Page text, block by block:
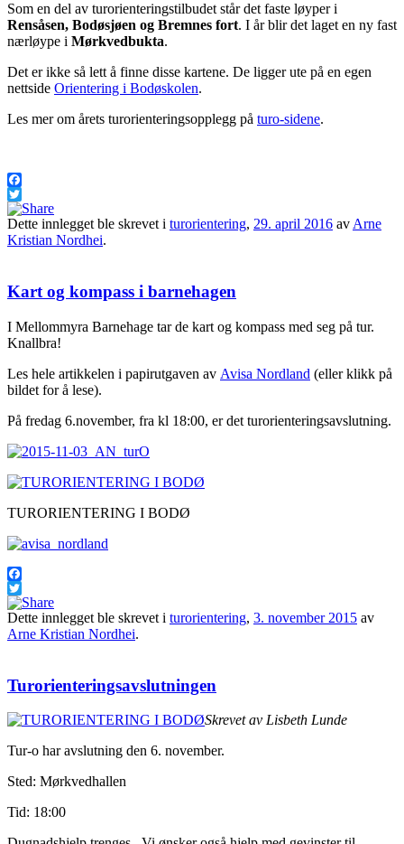
Som en del av turorienteringstilbudet står det faste løyper i
Rensåsen, Bodøsjøen og Bremnes fort. I år blir det laget en ny fast
nærløype i Mørkvedbukta.
Det er ikke så lett å finne disse kartene. De ligger ute på en egen
nettside Orientering i Bodøskolen.
Les mer om årets turorienteringsopplegg på turo-sidene.
Facebook
Twitter
Dette innlegget ble skrevet i turorientering, 29. april 2016 avArne
Kristian Nordhei.
Kart og kompass i barnehagen
I Mellommyra Barnehage tar de kart og kompass med seg på tur.
Knallbra!
Les hele artikkelen i papirutgaven av Avisa Nordland (eller klikk på
bildet for å lese).
På fredag 6.november, fra kl 18:00, er det turorienteringsavslutning.
TURORIENTERING I BODØ
Facebook
Twitter
Dette innlegget ble skrevet i turorientering, 3. november 2015 av
Arne Kristian Nordhei.
Turorienteringsavslutningen
Skrevet av Lisbeth Lunde
Tur-o har avslutning den 6. november.
Sted: Mørkvedhallen
Tid: 18:00